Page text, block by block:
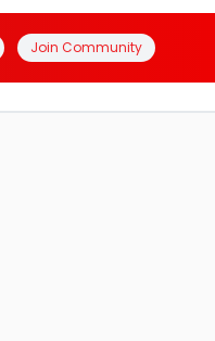
Join Community